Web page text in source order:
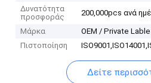
Δυνατότητα
προσφοράς
200,000pcs ανά
Μάρκα
OEM / Private Lable
Πιστοποίηση
Δείτε